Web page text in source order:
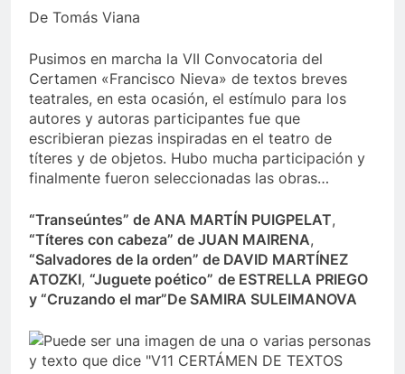
De Tomás Viana
Pusimos en marcha la VII Convocatoria del
Certamen «Francisco Nieva» de textos breves
teatrales, en esta ocasión, el estímulo para los
autores y autoras participantes fue que
escribieran piezas inspiradas en el teatro de
títeres y de objetos. Hubo mucha participación y
finalmente fueron seleccionadas las obras…
“Transeúntes” de ANA MARTÍN PUIGPELAT,
“Títeres con cabeza” de JUAN MAIRENA,
“Salvadores de la orden” de DAVID MARTÍNEZ
ATOZKI, “Juguete poético” de ESTRELLA PRIEGO
y “Cruzando el mar”De SAMIRA SULEIMANOVA